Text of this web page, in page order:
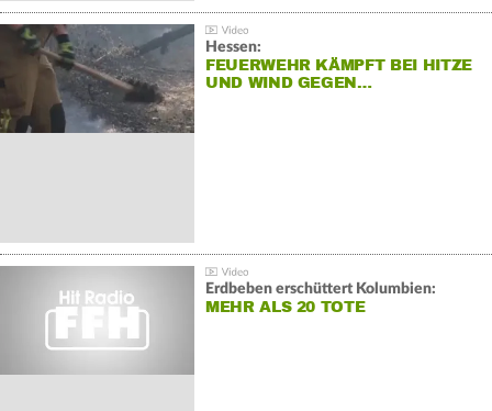
Hessen:
FEUERWEHR KÄMPFT BEI HITZE
UND WIND GEGEN…
Erdbeben erschüttert Kolumbien:
MEHR ALS 20 TOTE